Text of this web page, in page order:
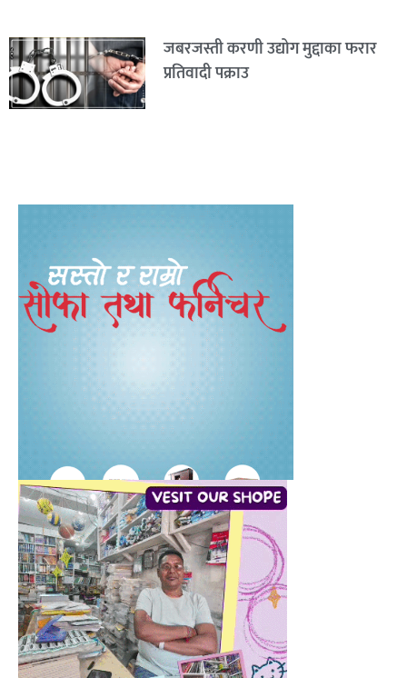
जबरजस्ती करणी उद्योग मुद्दाका फरार
प्रतिवादी पक्राउ